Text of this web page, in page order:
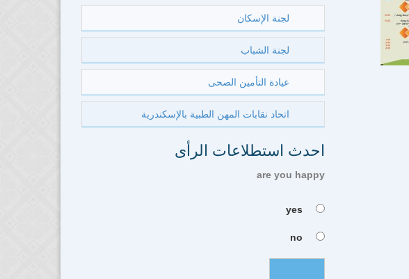
لجنة الإسكان
لجنة الشباب
عيادة التأمين الصحى
اتحاد نقابات المهن الطبية بالإسكندرية
احدث استطلاعات الرأى
are you happy
yes
no